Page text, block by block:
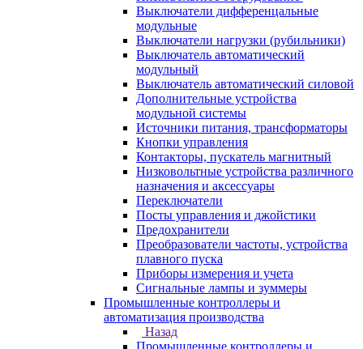
Выключатели дифференцальные
модульные
Выключатели нагрузки (рубильники)
Выключатель автоматический
модульный
Выключатель автоматический силовой
Дополнительные устройства
модульной системы
Источники питания, трансформаторы
Кнопки управления
Контакторы, пускатель магнитный
Низковольтные устройства различного
назначения и аксессуары
Переключатели
Посты управления и джойстики
Предохранители
Преобразователи частоты, устройства
плавного пуска
Приборы измерения и учета
Сигнальные лампы и зуммеры
Промышленные контроллеры и
автоматизация производства
Назад
Промышленные контроллеры и